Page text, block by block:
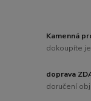
Kamenná
dokoupíte
doprava
doručení